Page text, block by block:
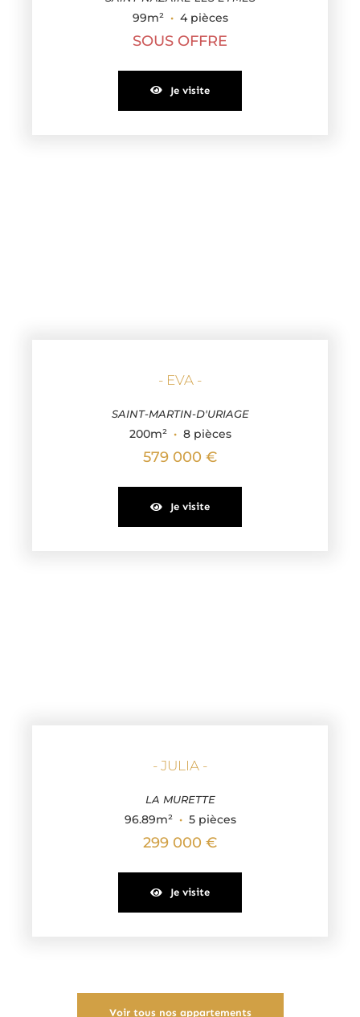
99m² · 4 pièces
SOUS OFFRE
Je visite
- EVA -
SAINT-MARTIN-D'URIAGE
200m² · 8 pièces
579 000 €
Je visite
- JULIA -
LA MURETTE
96.89m² · 5 pièces
299 000 €
Je visite
Voir tous nos appartements